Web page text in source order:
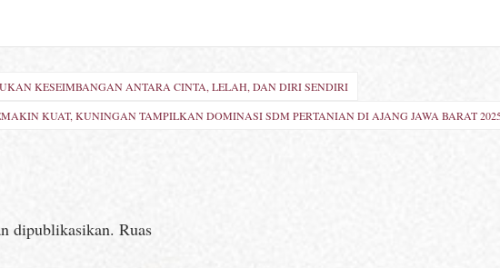
KESEIMBANGAN ANTARA CINTA, LELAH, DAN DIRI SENDIRI
KUAT, KUNINGAN TAMPILKAN DOMINASI SDM PERTANIAN DI AJANG JAWA BARAT
dipublikasikan. Ruas